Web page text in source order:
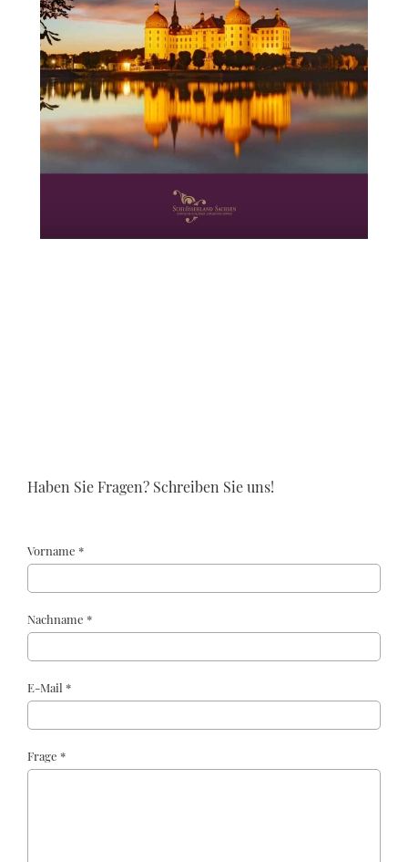
Haben Sie Fragen? Schreiben Sie uns!
Vorname *
Nachname *
E-Mail *
Frage *